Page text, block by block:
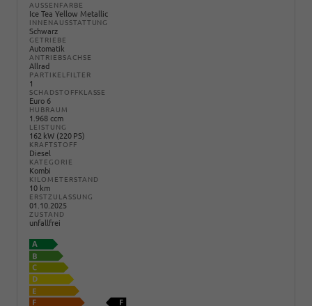
AUSSENFARBE
Ice Tea Yellow Metallic
INNENAUSSTATTUNG
Schwarz
GETRIEBE
Automatik
ANTRIEBSACHSE
Allrad
PARTIKELFILTER
1
SCHADSTOFFKLASSE
Euro 6
HUBRAUM
1.968 ccm
LEISTUNG
162 kW (220 PS)
KRAFTSTOFF
Diesel
KATEGORIE
Kombi
KILOMETERSTAND
10 km
ERSTZULASSUNG
01.10.2025
ZUSTAND
unfallfrei